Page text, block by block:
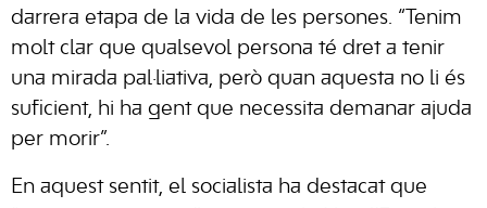
darrera etapa de la vida de les persones. “Tenim
molt clar que qualsevol persona té dret a tenir
una mirada pal·liativa, però quan aquesta no li és
suficient, hi ha gent que necessita demanar ajuda
per morir”.
En aquest sentit, el socialista ha destacat que